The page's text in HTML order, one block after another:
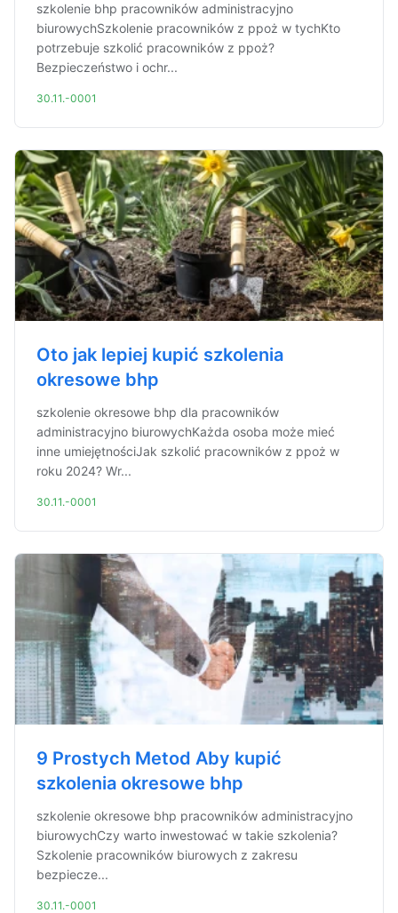
szkolenie bhp pracowników administracyjno
biurowychSzkolenie pracowników z ppoż w tychKto
potrzebuje szkolić pracowników z ppoż?
Bezpieczeństwo i ochr...
30.11.-0001
Oto jak lepiej kupić szkolenia
okresowe bhp
szkolenie okresowe bhp dla pracowników
administracyjno biurowychKażda osoba może mieć
inne umiejętnościJak szkolić pracowników z ppoż w
roku 2024? Wr...
30.11.-0001
9 Prostych Metod Aby kupić
szkolenia okresowe bhp
szkolenie okresowe bhp pracowników administracyjno
biurowychCzy warto inwestować w takie szkolenia?
Szkolenie pracowników biurowych z zakresu
bezpiecze...
30.11.-0001